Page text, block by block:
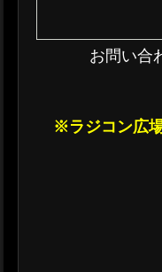
お問い合
※ラジコン広